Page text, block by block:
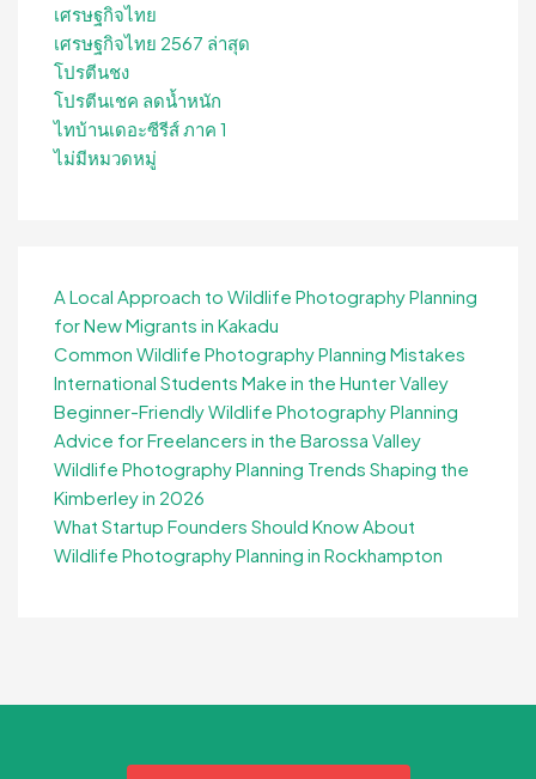
เศรษฐกิจไทย
เศรษฐกิจไทย 2567 ล่าสุด
โปรตีนชง
โปรตีนเชค ลดน้ำหนัก
ไทบ้านเดอะซีรีส์ ภาค 1
ไม่มีหมวดหมู่
A Local Approach to Wildlife Photography Planning
for New Migrants in Kakadu
Common Wildlife Photography Planning Mistakes
International Students Make in the Hunter Valley
Beginner-Friendly Wildlife Photography Planning
Advice for Freelancers in the Barossa Valley
Wildlife Photography Planning Trends Shaping the
Kimberley in 2026
What Startup Founders Should Know About
Wildlife Photography Planning in Rockhampton